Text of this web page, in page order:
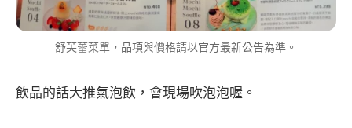
舒芙蕾菜單，品項與價格請以官方最新公告為準。
飲品的話大推氣泡飲，會現場吹泡泡喔。